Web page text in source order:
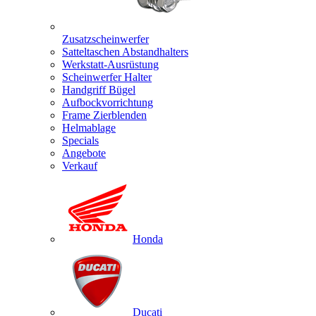
Zusatzscheinwerfer
Satteltaschen Abstandhalters
Werkstatt-Ausrüstung
Scheinwerfer Halter
Handgriff Bügel
Aufbockvorrichtung
Frame Zierblenden
Helmablage
Specials
Angebote
Verkauf
Honda
Ducati